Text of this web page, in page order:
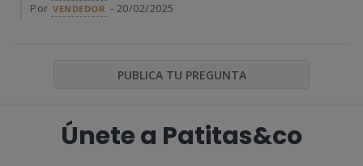
Por VENDEDOR - 20/02/2025
PUBLICA TU PREGUNTA
Únete a Patitas&co